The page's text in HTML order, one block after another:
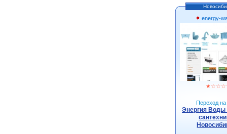
energy-
★☆☆☆
Переход на
Энергия Воды